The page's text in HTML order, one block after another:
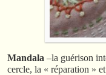
Mandala –la guérison
cercle, la « réparation »